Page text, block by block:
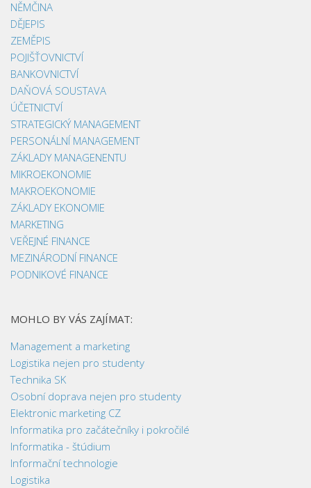
NĚMČINA
DĚJEPIS
ZEMĚPIS
POJIŠŤOVNICTVÍ
BANKOVNICTVÍ
DAŇOVÁ SOUSTAVA
ÚČETNICTVÍ
STRATEGICKÝ MANAGEMENT
PERSONÁLNÍ MANAGEMENT
ZÁKLADY MANAGENENTU
MIKROEKONOMIE
MAKROEKONOMIE
ZÁKLADY EKONOMIE
MARKETING
VEŘEJNÉ FINANCE
MEZINÁRODNÍ FINANCE
PODNIKOVÉ FINANCE
MOHLO BY VÁS ZAJÍMAT:
Management a marketing
Logistika nejen pro studenty
Technika SK
Osobní doprava nejen pro studenty
Elektronic marketing CZ
Informatika pro začátečníky i pokročilé
Informatika - štúdium
Informační technologie
Logistika